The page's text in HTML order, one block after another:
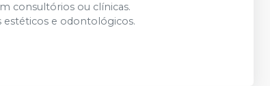
consultórios ou clínicas.
e odontológicos.